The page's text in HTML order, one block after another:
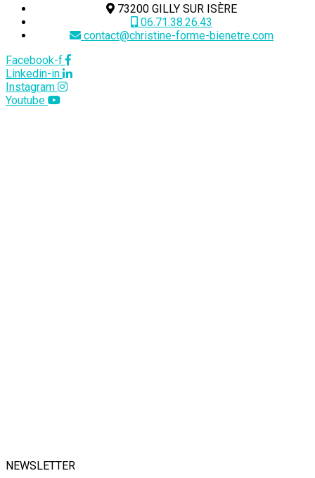
73200 GILLY SUR ISÈRE
06.71.38.26.43
contact@christine-forme-bienetre.com
Facebook-f
Linkedin-in
Instagram
Youtube
NEWSLETTER